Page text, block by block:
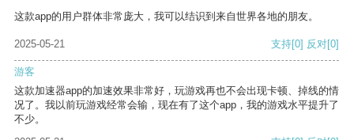
这款app的用户群体非常庞大，我可以结识到来自世界各地的朋友。
2025-05-21 支持[0] 反对[0]
游客
这款加速器app的加速效果非常好，玩游戏再也不会出现卡顿、掉线的情
况了。我以前玩游戏经常会输，现在有了这个app，我的游戏水平提升了
不少。